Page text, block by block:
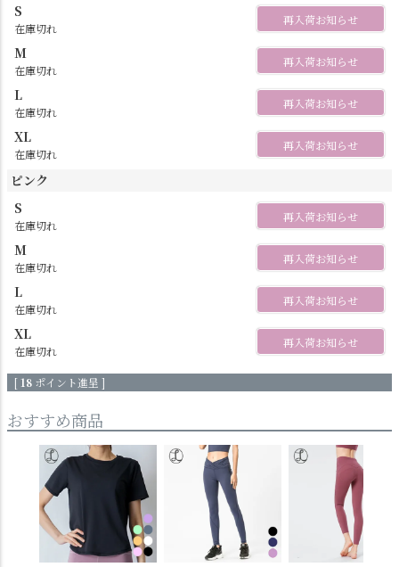
S
在庫切れ
再入荷お知らせ
M
在庫切れ
再入荷お知らせ
L
在庫切れ
再入荷お知らせ
XL
在庫切れ
再入荷お知らせ
ピンク
S
在庫切れ
再入荷お知らせ
M
在庫切れ
再入荷お知らせ
L
在庫切れ
再入荷お知らせ
XL
在庫切れ
再入荷お知らせ
[18 ポイント進呈 ]
おすすめ商品